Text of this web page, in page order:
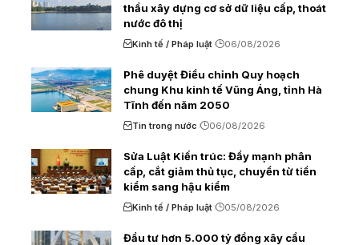
thầu xây dựng cơ sở dữ liệu cấp, thoát
nước đô thị
Kinh tế / Pháp luật 06/08/2026
Phê duyệt Điều chỉnh Quy hoạch
chung Khu kinh tế Vũng Áng, tỉnh Hà
Tĩnh đến năm 2050
Tin trong nước 06/08/2026
Sửa Luật Kiến trúc: Đẩy mạnh phân
cấp, cắt giảm thủ tục, chuyển từ tiền
kiểm sang hậu kiểm
Kinh tế / Pháp luật 05/08/2026
Đầu tư hơn 5.000 tỷ đồng xây cầu